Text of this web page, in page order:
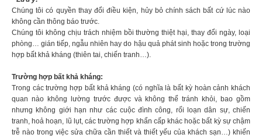
Chúng tôi có quyền thay đổi điều kiện, hủy bỏ chính sách bất cứ lúc nào
không cần thông báo trước.
Chúng tôi không chịu trách nhiệm bồi thường thiệt hại, thay đổi ngày, loại
phòng… gián tiếp, ngẫu nhiên hay do hậu quả phát sinh hoặc trong trường
hợp bất khả kháng (thiên tai, chiến tranh…).
Trường hợp bất khả kháng:
Trong các trường hợp bất khả kháng (có nghĩa là bất kỳ hoàn cảnh khách
quan nào không lường trước được và không thể tránh khỏi, bao gồm
nhưng không giới hạn như các cuộc đình công, rối loạn dân sự, chiến
tranh, hoả hoạn, lũ lụt, các trường hợp khẩn cấp khác hoặc bất kỳ sự chậm
trễ nào trong việc sửa chữa cần thiết và thiết yếu của khách sạn…) khiến